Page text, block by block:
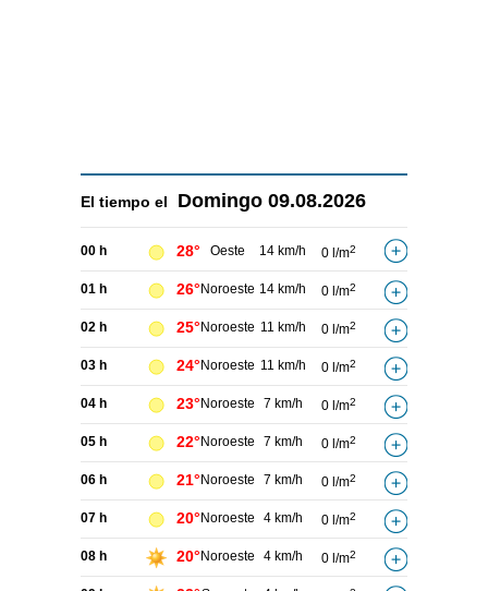
El tiempo el Domingo 09.08.2026
00 h 28° Oeste 14 km/h 0 l/m2
01 h 26° Noroeste 14 km/h 0 l/m2
02 h 25° Noroeste 11 km/h 0 l/m2
03 h 24° Noroeste 11 km/h 0 l/m2
04 h 23° Noroeste 7 km/h 0 l/m2
05 h 22° Noroeste 7 km/h 0 l/m2
06 h 21° Noroeste 7 km/h 0 l/m2
07 h 20° Noroeste 4 km/h 0 l/m2
08 h 20° Noroeste 4 km/h 0 l/m2